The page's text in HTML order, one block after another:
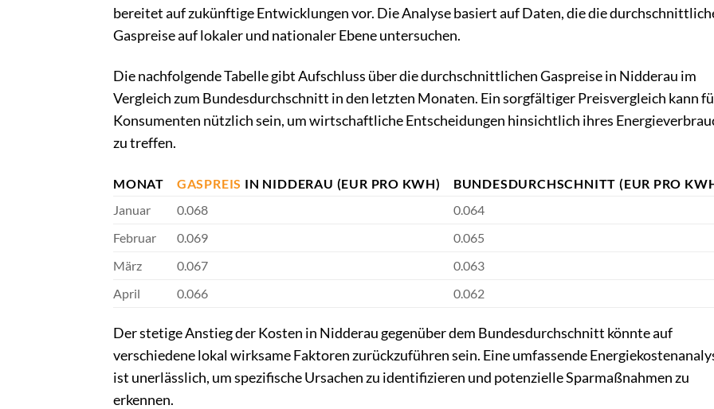
bereitet auf zukünftige Entwicklungen vor. Die Analyse basiert auf Daten, die die
Gaspreise auf lokaler und nationaler Ebene untersuchen.
Die nachfolgende Tabelle gibt Aufschluss über die durchschnittlichen Gaspreise in Nidderau im
Vergleich zum Bundesdurchschnitt in den letzten Monaten. Ein sorgfältiger Preisvergleich kann
Konsumenten nützlich sein, um wirtschaftliche Entscheidungen hinsichtlich ihres
zu treffen.
MONAT GASPREIS IN NIDDERAU (EUR PRO KWH)
BUNDESDURCHSCHNITT (EUR PRO
Januar
0.068
0.064
Februar
0.069
0.065
März
0.067
0.063
April
0.066 0.062
Der stetige Anstieg der Kosten in Nidderau gegenüber dem Bundesdurchschnitt könnte auf
verschiedene lokal wirksame Faktoren zurückzuführen sein. Eine umfassende
ist unerlässlich, um spezifische Ursachen zu identifizieren und potenzielle Sparmaßnahmen zu
erkennen.